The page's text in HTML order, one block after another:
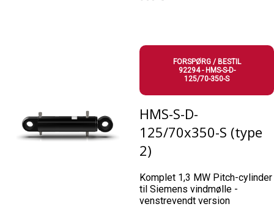
FORSPØRG / BESTIL
92294 - HMS-S-D-
125/70-350-S
HMS-S-D-
125/70x350-S (type
2)
Komplet 1,3 MW Pitch-cylinder
til Siemens vindmølle -
venstrevendt version